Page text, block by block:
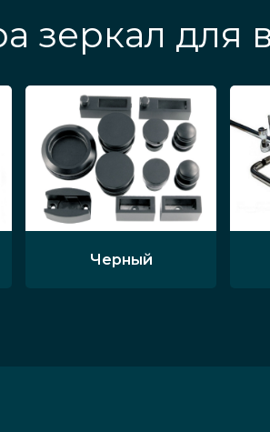
зеркал для
Черный